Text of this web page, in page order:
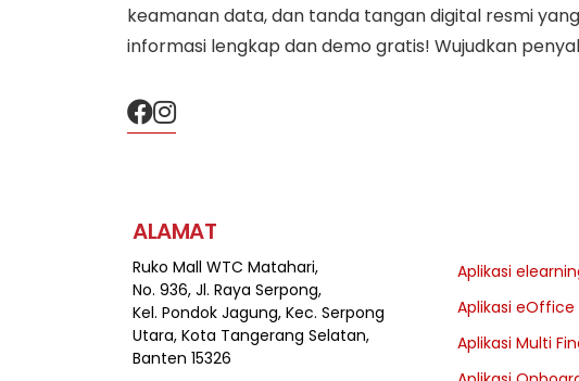
keamanan data, dan tanda tangan digital resmi
informasi lengkap dan demo gratis! Wujudkan
ALAMAT
Ruko Mall WTC Matahari,
No. 936, Jl. Raya Serpong,
Kel. Pondok Jagung, Kec. Serpong
Utara, Kota Tangerang Selatan,
Banten 15326
Aplikasi
Aplikasi eOffice
Aplikasi Multi